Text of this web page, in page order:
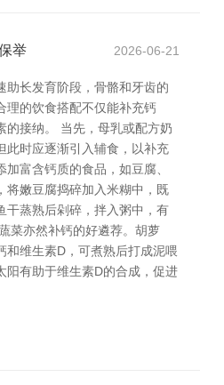
举 2026-06-21
助长发育阶段，骨骼和牙齿的
理的饮食搭配不仅能补充钙
的接纳。 当先，母乳或配方奶
此时应逐渐引入辅食，以补充
富含钙质的食品，如豆腐、
将嫩豆腐捣碎加入米糊中，既
干蒸熟后剁碎，拌入粥中，有
菜亦然补钙的好遴荐。胡萝
和维生素D，可煮熟后打成泥喂
阳有助于维生素D的合成，促进